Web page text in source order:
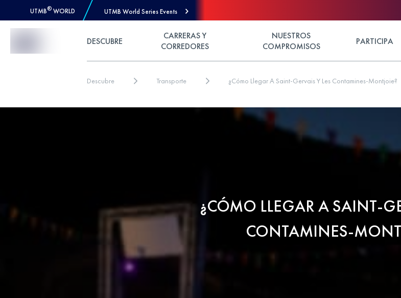
UTMB® WORLD UTMB World Series Events
DESCUBRE
CARRERAS Y
CORREDORES
NUESTROS
COMPROMISOS
PARTICIPA
Descubre Transporte ¿Cómo Llegar A Saint-Gervais Y Les Contamines-Montjoie?
¿CÓMO LLEGAR A SAINT-
CONTAMINES-